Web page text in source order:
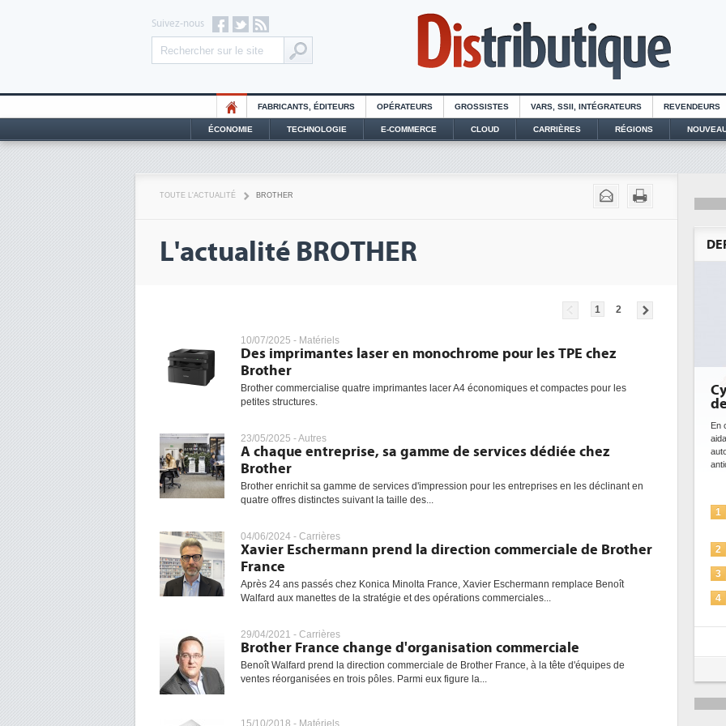
Suivez-nous
FABRICANTS, ÉDITEURS OPÉRATEURS GROSSISTES VARS, SSII, INTÉGRATEURS REVENDEURS
ÉCONOMIE TECHNOLOGIE E-COMMERCE CLOUD CARRIÈRES RÉGIONS
TOUTE L'ACTUALITÉ BROTHER
L'actualité BROTHER
1 2
10/07/2025 - Matériels
Des imprimantes laser en monochrome pour les TPE chez
Brother
Brother commercialise quatre imprimantes lacer A4 économiques et compactes pour les
petites structures.
23/05/2025 -Autres
A chaque entreprise, sa gamme de services dédiée chez
Brother
Brother enrichit sa gamme de services d'impression pour les entreprises en les déclinant en
quatre offres distinctes suivant la taille des...
04/06/2024 - Carrières
Xavier Eschermann prend la direction commerciale de Brother
France
Après 24 ans passés chez Konica Minolta France, Xavier Eschermann remplace Benoît
Walfard aux manettes de la stratégie et des opérations commerciales...
29/04/2021 - Carrières
Brother France change d'organisation commerciale
Benoît Walfard prend la direction commerciale de Brother France, à la tête d'équipes de
ventes réorganisées en trois pôles. Parmi eux figure la...
15/10/2018 - Matériels
Cybersécurité, le double
En cybersécurité, l'IA joue un double rôle : le gentil
automatiser les processus de sécurité, à simuler
2 La sécurité des IA en question
4
IA et conformité : un défi crucial
plus sûre ?